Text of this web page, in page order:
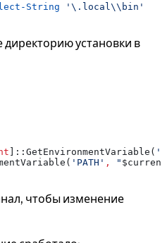
String '\.local\\bin'
директорию установки в
]::GetEnvironmentVariable(
'PATH' , "
чтобы изменение